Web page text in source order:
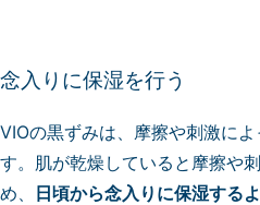
念入りに保湿を行う
VIOの黒ずみは、摩擦や刺激に
す。肌が乾燥していると摩擦や
め、
日頃から念入りに保湿する